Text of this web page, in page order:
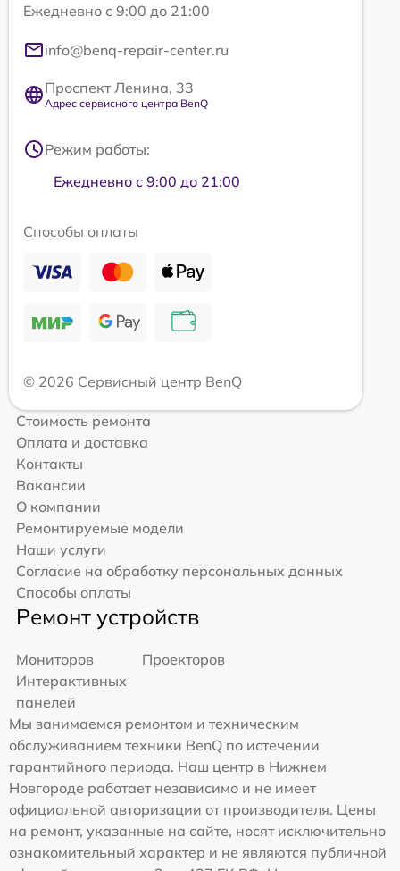
Ежедневно с 9:00 до 21:00
info@benq-repair-center.ru
Проспект Ленина, 33
Адрес сервисного центра BenQ
Режим работы:
Ежедневно с 9:00 до 21:00
Способы оплаты
© 2026 Сервисный центр BenQ
Стоимость ремонта
Оплата и доставка
Контакты
Вакансии
О компании
Ремонтируемые модели
Наши услуги
Согласие на обработку персональных данных
Способы оплаты
Ремонт устройств
Мониторов
Проекторов
Интерактивных
панелей
Мы занимаемся ремонтом и техническим
обслуживанием техники BenQ по истечении
гарантийного периода. Наш центр в Нижнем
Новгороде работает независимо и не имеет
официальной авторизации от производителя. Цены
на ремонт, указанные на сайте, носят исключительно
ознакомительный характер и не являются публичной